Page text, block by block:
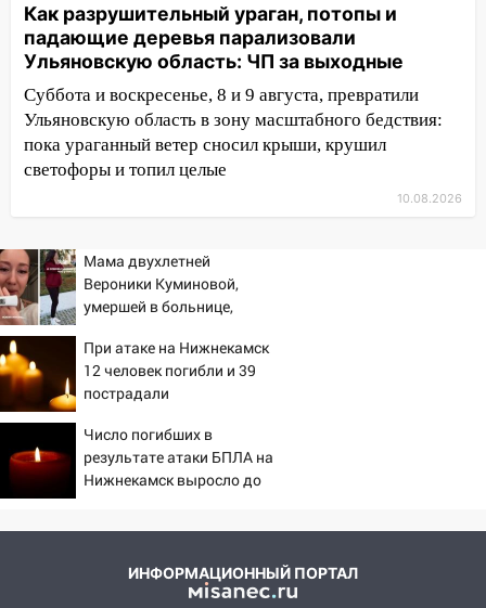
19:43 Из-за ураганного ветра упали
деревья в парке «Победы»
Пепелище на Балтийской: в
Заволжье ульяновские спасатели
ликвидировали крупный пожар
17:15 Прогноз погоды на 10 августа в
Волге пропал известный блогер: нужна
помощь в поисках
15:28
Соцсети: на «Ауди» упало дерево
в Новом городе
15:12
В Ульяновске выгорела кухня в
многоэтажке
14:18
Гинеколог рассказала о том, с
какими сложностями сталкиваются
молодые мамы
13:02 Соцсети: на улице Розы
Люксембург дерево упало на
автомобиль
Как разрушительный ураган, потопы и
падающие деревья парализовали
Ульяновскую область: ЧП за выходные
Суббота и воскресенье, 8 и 9 августа, превратили
Ульяновскую область в зону масштабного бедствия:
пока ураганный ветер сносил крыши, крушил
светофоры и топил целые
10.08.2026
Мама двухлетней
Вероники Куминовой,
умершей в больнице,
девочку
При атаке на Нижнекамск
12 человек погибли и 39
пострадали
Число погибших в
результате атаки БПЛА на
Нижнекамск выросло до
ИНФОРМАЦИОННЫЙ ПОРТАЛ